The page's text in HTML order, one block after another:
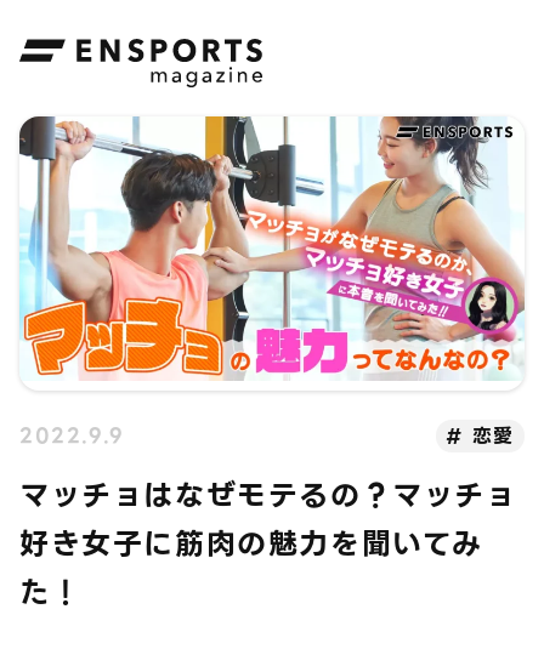
ENSPORTS magazine
2022.9.9 恋愛
マッチョはなぜモテるの？マッチョ
好き女子に筋肉の魅力を聞いてみ
た！